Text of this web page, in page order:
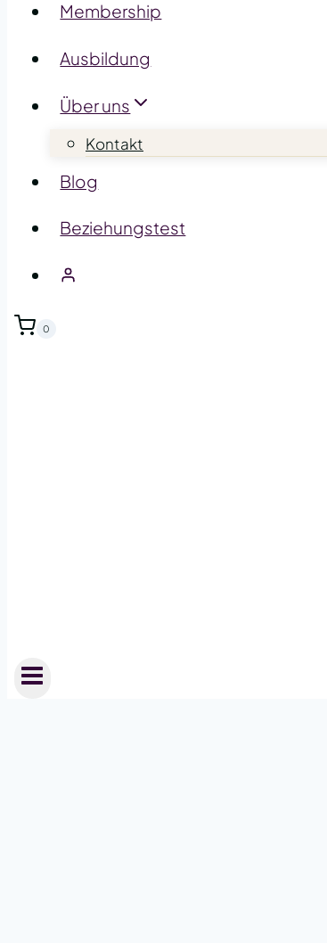
Membership
Ausbildung
Über uns
Kontakt
Blog
Beziehungstest
0